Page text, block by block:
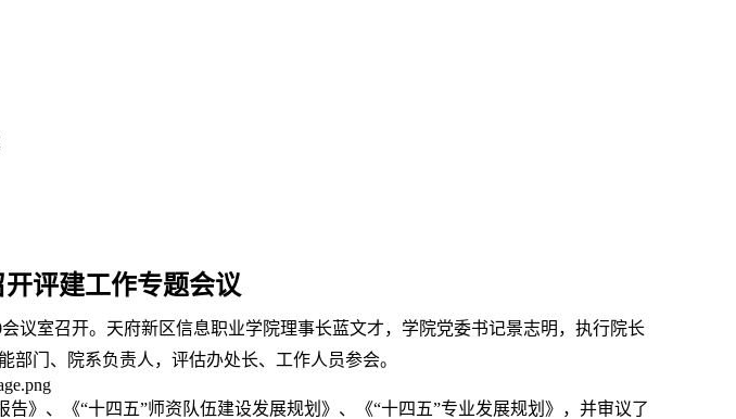
开评建工作专题会议
议室召开。天府新区信息职业学院理事长蓝文才，学院党委书记景志明，执行院长
门、院系负责人，评估办处长、工作人员参会。
》、《“十四五”师资队伍建设发展规划》、《“十四五”专业发展规划》，并审议了